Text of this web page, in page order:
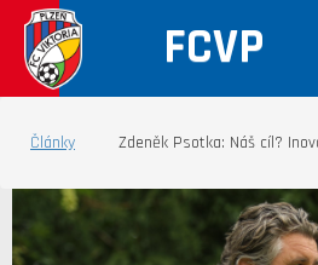
FCVP
Články Zdeněk Psotka: Náš cíl?